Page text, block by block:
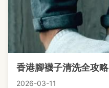
香港腳襪子清洗全攻
2026-03-11